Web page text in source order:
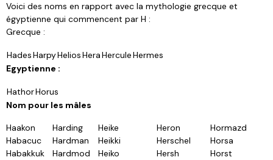
Voici des noms en rapport avec la mythologie grecque et
égyptienne qui commencent par H :
Grecque :
HadesHarpyHeliosHeraHerculeHermes
Egyptienne :
HathorHorus
Nom pour les mâles
Haakon Harding Heike Heron
Hormazd
Habacuc
Hardman Heikki Herschel
Horsa
Habakkuk
Hardmod Heiko Hersh
Horst